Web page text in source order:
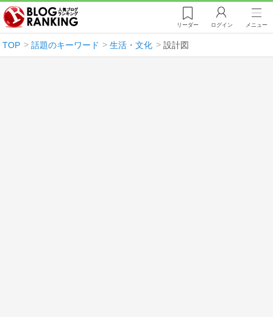
リーダー ログイン メニュー
TOP 話題のキーワード 生活・文化 設計図